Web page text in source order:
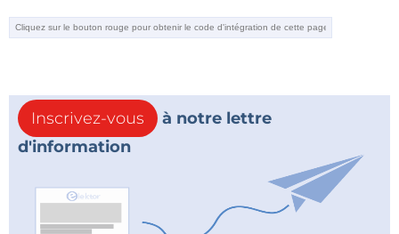
Inscrivez-vous
à notre lettre
d'information